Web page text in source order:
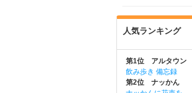
人気ランキング
第1位 アルタウン
飲み歩き 備忘録
第2位 ナッかん